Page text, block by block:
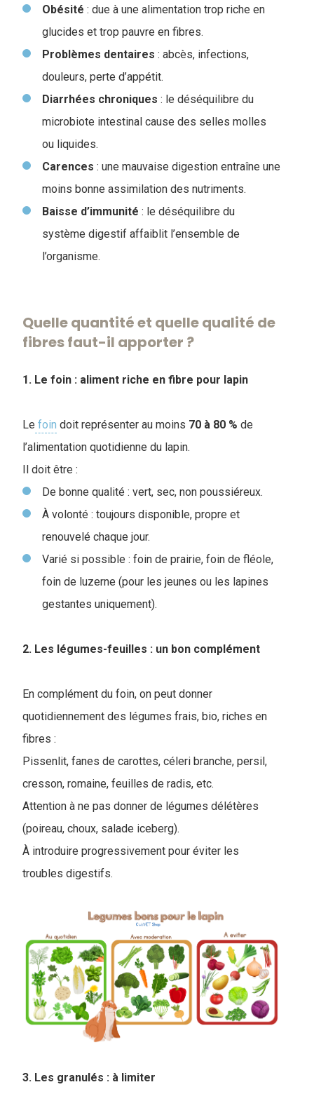
Obésité : due à une alimentation trop riche en
glucides et trop pauvre en fibres.
Problèmes dentaires : abcès, infections,
douleurs, perte d’appétit.
Diarrhées chroniques : le déséquilibre du
microbiote intestinal cause des selles molles
ou liquides.
Carences : une mauvaise digestion entraîne une
moins bonne assimilation des nutriments.
Baisse d’immunité : le déséquilibre du
système digestif affaiblit l’ensemble de
l’organisme.
Quelle quantité et quelle qualité de
fibres faut-il apporter ?
1. Le foin : aliment riche en fibre pour lapin
Le foin doit représenter au moins 70 à 80 % de
l’alimentation quotidienne du lapin.
Il doit être :
De bonne qualité : vert, sec, non poussiéreux.
À volonté : toujours disponible, propre et
renouvelé chaque jour.
Varié si possible : foin de prairie, foin de fléole,
foin de luzerne (pour les jeunes ou les lapines
gestantes uniquement).
2. Les légumes-feuilles : un bon complément
En complément du foin, on peut donner
quotidiennement des légumes frais, bio, riches en
fibres :
Pissenlit, fanes de carottes, céleri branche, persil,
cresson, romaine, feuilles de radis, etc.
Attention à ne pas donner de légumes délétères
(poireau, choux, salade iceberg).
À introduire progressivement pour éviter les
troubles digestifs.
3. Les granulés : à limiter